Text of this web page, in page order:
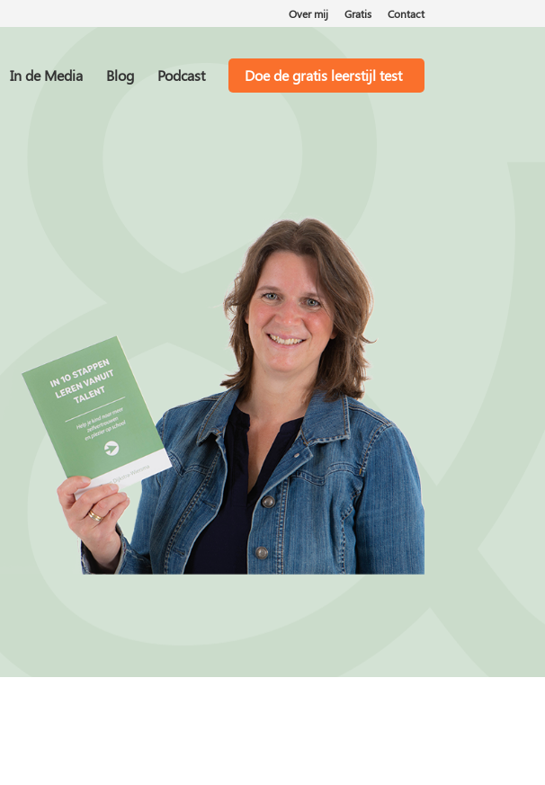
Over mij Gratis Contact
In de Media Blog Podcast Doe de gratis leerstijl test